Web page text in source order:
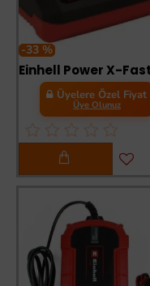
-33 %
Üyelere Özel Fiyat
Üye Olunuz